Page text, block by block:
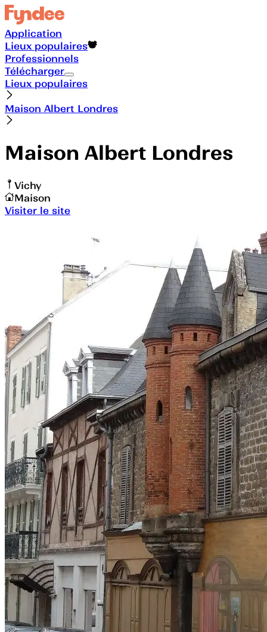
Application
Lieux populaires
Professionnels
Télécharger
Lieux populaires
Maison Albert Londres
Maison Albert Londres
Vichy
Maison
Visiter le site